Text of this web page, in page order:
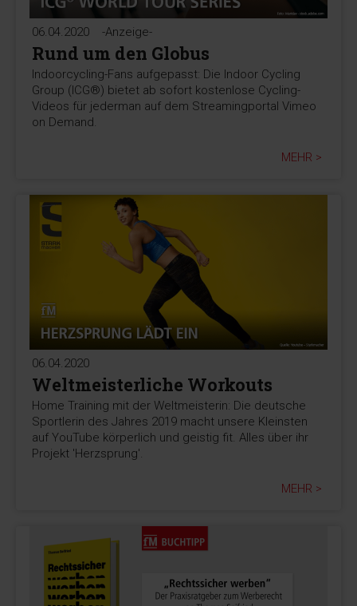
06.04.2020 -Anzeige-
Rund um den Globus
Indoorcycling-Fans aufgepasst: Die Indoor Cycling
Group (ICG®) bietet ab sofort kostenlose Cycling-
Videos für jederman auf dem Streamingportal Vimeo
on Demand.
MEHR >
06.04.2020
Weltmeisterliche Workouts
Home Training mit der Weltmeisterin: Die deutsche
Sportlerin des Jahres 2019 macht unsere Kleinsten
auf YouTube körperlich und geistig fit. Alles über ihr
Projekt 'Herzsprung'.
MEHR >